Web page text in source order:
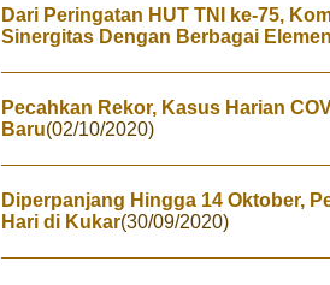
Dari Peringatan HUT TNI ke-75,
Sinergitas Dengan Berbagai
Pecahkan Rekor, Kasus Harian
Baru(02/10/2020)
Diperpanjang Hingga 14 Oktober,
Hari di Kukar(30/09/2020)